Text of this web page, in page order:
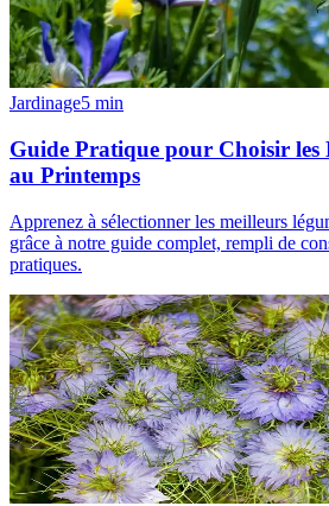
Jardinage5 min
Guide Pratique pour Choisir les
au Printemps
Apprenez à sélectionner les meilleurs
grâce à notre guide complet, rempli de
pratiques.